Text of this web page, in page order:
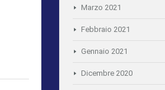
Marzo 2021
Febbraio 2021
Gennaio 2021
Dicembre 2020